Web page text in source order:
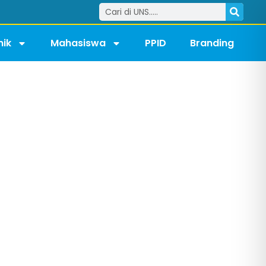
Mahasiswa PPID
Branding